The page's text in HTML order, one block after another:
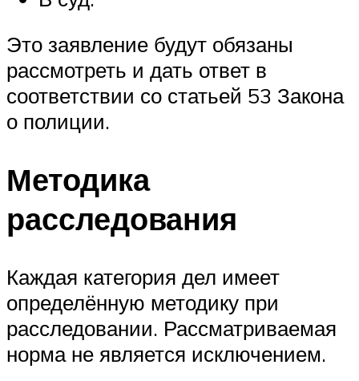
Это заявление будут обязаны
рассмотреть и дать ответ в
соответствии со статьей 53 Закона
о полиции.
Методика
расследования
Каждая категория дел имеет
определённую методику при
расследовании. Рассматриваемая
норма не является исключением.